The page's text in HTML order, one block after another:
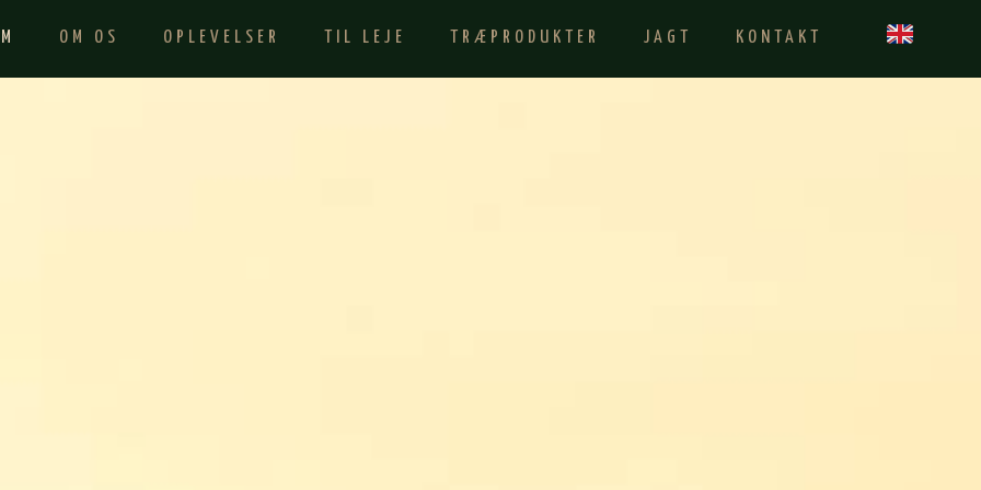
OM OS OPLEVELSER TIL LEJE TRÆPRODUKTER JAGT KONTAKT